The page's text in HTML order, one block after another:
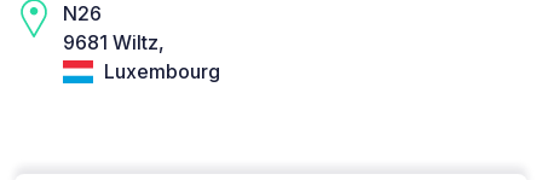
N26
9681 Wiltz,
Luxembourg